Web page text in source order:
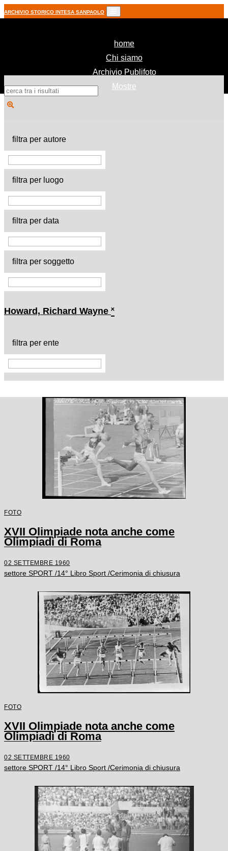
ARCHIVIO STORICO INTESA SANPAOLO
home(current)
Chi siamo
Archivio Publifoto
Mostre
filtra per autore
filtra per luogo
filtra per data
filtra per soggetto
Howard, Richard Wayne ˟
filtra per ente
FOTO
XVII Olimpiade nota anche come
Olimpiadi di Roma
02 SETTEMBRE 1960
settore SPORT /14° Libro Sport /Cerimonia di chiusura
FOTO
XVII Olimpiade nota anche come
Olimpiadi di Roma
02 SETTEMBRE 1960
settore SPORT /14° Libro Sport /Cerimonia di chiusura